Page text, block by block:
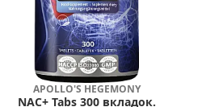
APOLLO'S HEGEMONY
NAC+ Tabs 300 вкладок.